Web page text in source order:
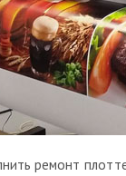
ремонт